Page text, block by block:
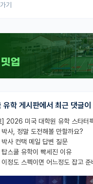
기
유학 게시판에서 최근 댓글
박사, 정말 도전해볼 만할까요?
박사 컨택 메일 답변 질문
탑스쿨 유학이 빡세진 이유
이정도 스펙이면 어느정도 잡고 준